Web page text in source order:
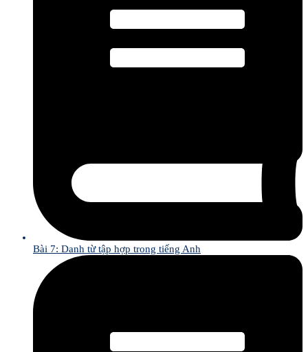
Bài 7: Danh từ tập hợp trong tiếng Anh